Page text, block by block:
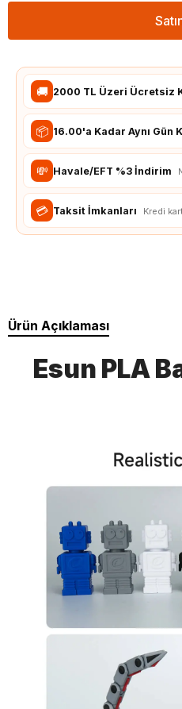
🚚 2000 TL Üzeri Ücretsiz
📦 16.00'a Kadar Aynı Gün
💸 Havale/EFT %3 İndirim
💳 Taksit İmkanları Kredi
Ürün Açıklaması
Esun PLA